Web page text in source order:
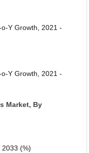
Y Growth, 2021 -
Y Growth, 2021 -
Market, By
2033 (%)